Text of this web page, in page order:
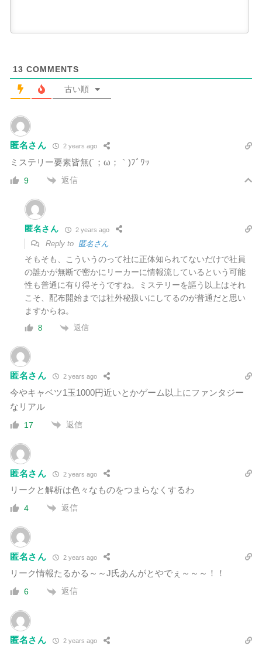
13 COMMENTS
古い順
匿名さん 2 years ago
ミステリー要素皆無(´；ω；｀)ﾌﾞﾜｯ
9 返信
匿名さん 2 years ago
Reply to 匿名さん
そもそも、こういうのって社に正体知られてないだけで社員
の誰かが無断で密かにリーカーに情報流しているという可能
性も普通に有り得そうですね。ミステリーを謳う以上はそれ
こそ、配布開始までは社外秘扱いにしてるのが普通だと思い
ますからね。
8 返信
匿名さん 2 years ago
今やキャベツ1玉1000円近いとかゲーム以上にファンタジー
なリアル
17 返信
匿名さん 2 years ago
リークと解析は色々なものをつまらなくするわ
4 返信
匿名さん 2 years ago
リーク情報たるかる～～J氏あんがとやでぇ～～～！！
6 返信
匿名さん 2 years ago